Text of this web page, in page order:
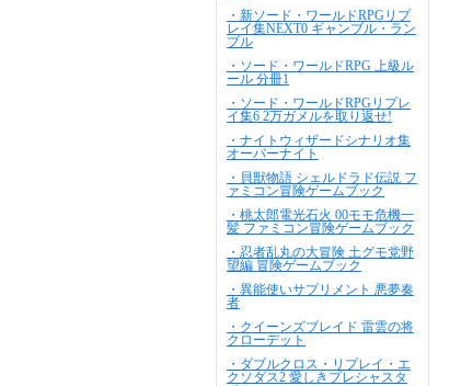
・新ソード・ワールドRPGリプ
レイ集NEXT0 ギャンブル・ラン
ブル
・ソード・ワールドRPG 上級ル
ール 分冊1
・ソード・ワールドRPGリプレ
イ集6 2万ガメルを取り返せ!
・ナイトウィザードシナリオ集
オーバーナイト
・貝獣物語 シェルドラド伝説 フ
ァミコン冒険ゲームブック
・桃太郎電光石火 00モモ危機一
髪 ファミコン冒険ゲームブック
・忍者乱丸の大冒険 土グモ党野
望編 冒険ゲームブック
・異能使いサプリメント 悪夢奏
者
・クイーンズブレイド 雷雲の将
クローデット
・ダブルクロス・リプレイ・エ
クソダス2 愛しきプレシャスタ